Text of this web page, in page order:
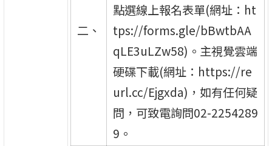
二、
點選線上報名表單(網址：ht
tps://forms.gle/bBwtbAA
qLE3uLZw58)。主視覺雲端
硬碟下載(網址：https://re
url.cc/Ejgxda)，如有任何疑
問，可致電詢問02-2254289
9。